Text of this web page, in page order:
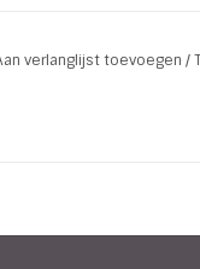
verlanglijst toevoegen /